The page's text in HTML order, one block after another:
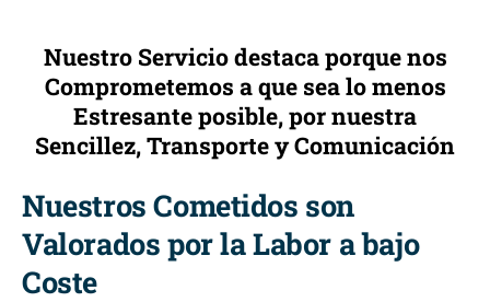
Nuestro Servicio destaca porque nos
Comprometemos a que sea lo menos
Estresante posible, por nuestra
Sencillez, Transporte y Comunicación
Nuestros Cometidos son
Valorados por la Labor a bajo
Coste